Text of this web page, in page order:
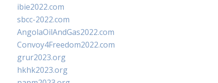
ibie2022.com
sbcc-2022.com
AngolaOilAndGas2022.com
Convoy4Freedom2022.com
grur2023.org
hkhk2023.org